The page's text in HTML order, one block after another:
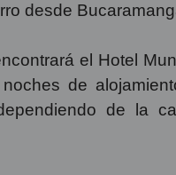
desde
el Hotel
de
de la